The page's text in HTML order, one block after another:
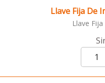
Llave Fija De
Llave